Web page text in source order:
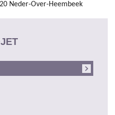
Neder-Over-Heembeek